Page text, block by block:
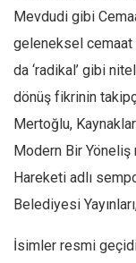
Kültür Sanat
Kitap
Karisi kitap
7 soruda bu
Ekonomi
Spor
Gıda-
Mevdudi gibi
geleneksel cemaat
da ‘radikal’ gibi
dönüş fikrinin
Mertoğlu,
Modern Bir Yöneliş
Hareketi adlı
Belediyesi
İsimler resmi